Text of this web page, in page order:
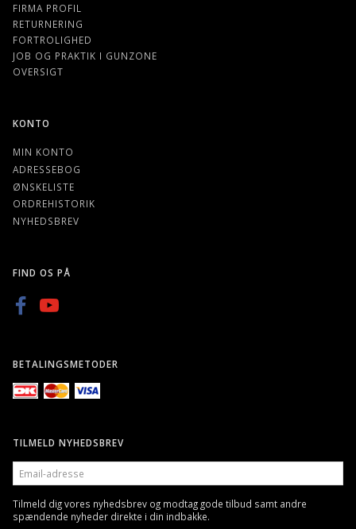
FIRMA PROFIL
RETURNERING
FORTROLIGHED
JOB OG PRAKTIK I GUNZONE
OVERSIGT
KONTO
MIN KONTO
ADRESSEBOG
ØNSKELISTE
ORDREHISTORIK
NYHEDSBREV
FIND OS PÅ
BETALINGSMETODER
TILMELD NYHEDSBREV
EMAIL-
ADRESSE
Tilmeld dig vores nyhedsbrev og modtag gode tilbud samt andre
spændende nyheder direkte i din indbakke.